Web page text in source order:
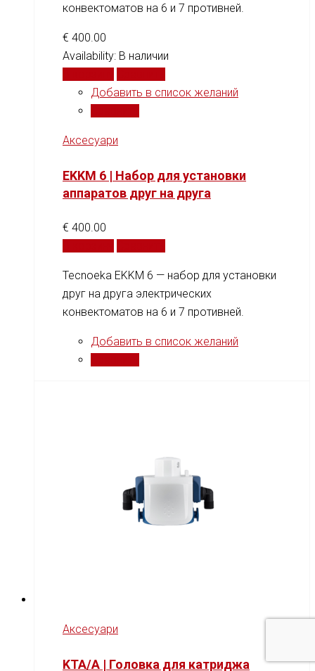
конвектоматов на 6 и 7 противней.
€ 400.00
Availability: В наличии
Добавить в список желаний
Аксесуари
EKKM 6 | Набор для установки
аппаратов друг на друга
€ 400.00
Tecnoeka EKKM 6 — набор для установки
друг на друга электрических
конвектоматов на 6 и 7 противней.
Добавить в список желаний
Аксесуари
KTA/A | Головка для катриджа